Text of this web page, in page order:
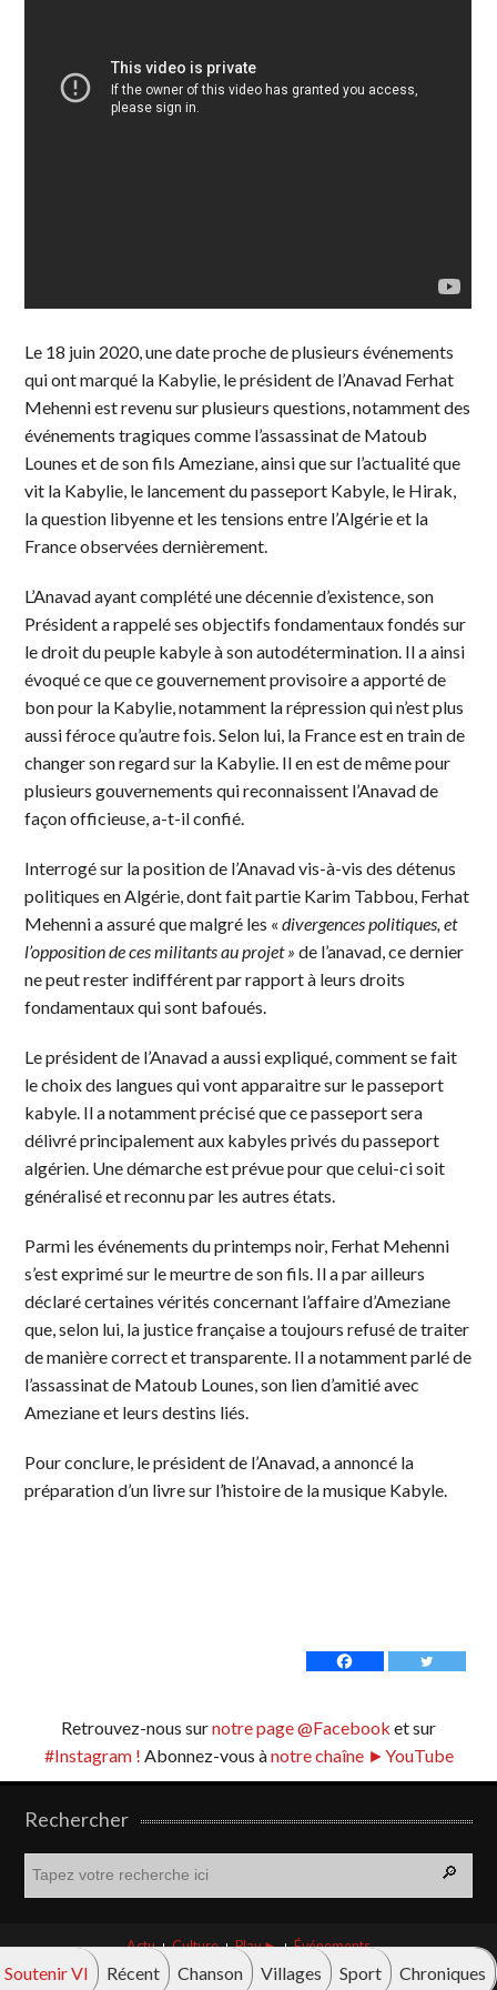
Le 18 juin 2020, une date proche de plusieurs événements
qui ont marqué la Kabylie, le président de l’Anavad Ferhat
Mehenni est revenu sur plusieurs questions, notamment des
événements tragiques comme l’assassinat de Matoub
Lounes et de son fils Ameziane, ainsi que sur l’actualité que
vit la Kabylie, le lancement du passeport Kabyle, le Hirak,
la question libyenne et les tensions entre l’Algérie et la
France observées dernièrement.
L’Anavad ayant complété une décennie d’existence, son
Président a rappelé ses objectifs fondamentaux fondés sur
le droit du peuple kabyle à son autodétermination. Il a ainsi
évoqué ce que ce gouvernement provisoire a apporté de
bon pour la Kabylie, notamment la répression qui n’est plus
aussi féroce qu’autre fois. Selon lui, la France est en train de
changer son regard sur la Kabylie. Il en est de même pour
plusieurs gouvernements qui reconnaissent l’Anavad de
façon officieuse, a-t-il confié.
Interrogé sur la position de l’Anavad vis-à-vis des détenus
politiques en Algérie, dont fait partie Karim Tabbou, Ferhat
Mehenni a assuré que malgré les «divergences politiques, et
l’opposition de ces militants au projet » de l’anavad, ce dernier
ne peut rester indifférent par rapport à leurs droits
fondamentaux qui sont bafoués.
Le président de l’Anavad a aussi expliqué, comment se fait
le choix des langues qui vont apparaitre sur le passeport
kabyle. Il a notamment précisé que ce passeport sera
délivré principalement aux kabyles privés du passeport
algérien. Une démarche est prévue pour que celui-ci soit
généralisé et reconnu par les autres états.
Parmi les événements du printemps noir, Ferhat Mehenni
s’est exprimé sur le meurtre de son fils. Il a par ailleurs
déclaré certaines vérités concernant l’affaire d’Ameziane
que, selon lui, la justice française a toujours refusé de traiter
de manière correct et transparente. Il a notamment parlé de
l’assassinat de Matoub Lounes, son lien d’amitié avec
Ameziane et leurs destins liés.
Pour conclure, le président de l’Anavad, a annoncé la
préparation d’un livre sur l’histoire de la musique Kabyle.
Retrouvez-nous surnotre page @Facebook et sur
#Instagram ! Abonnez-vous ànotre chaîne ►YouTube
Soutenir VI Récent Chanson Villages Sport Chroniques
Rechercher
e
r
Actu Culture Play ► Événements
© Vava innova 2026. Tous droits réservés.